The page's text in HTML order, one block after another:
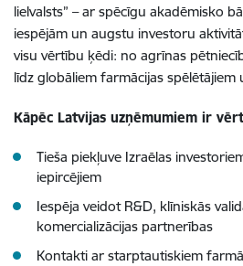
lielvalsts” – ar spēcīgu akadēmisko
iespējām un augstu investoru
visu vērtību ķēdi: no agrīnas
līdz globāliem farmācijas spēlētājiem
Kāpēc Latvijas uzņēmumiem ir
Tieša piekļuve Izraēlas
iepircējiem
Iespēja veidot R&D, klīniskās
komercializācijas partnerības
Kontakti ar starptautiskiem